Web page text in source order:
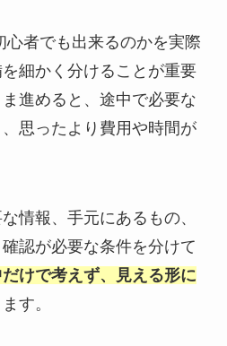
心者でも出来るのかを実際
細かく分けることが重要
進めると、途中で必要な
思ったより費用や時間が
情報、手元にあるもの、
認が必要な条件を分けて
けで考えず、見える形に
す。